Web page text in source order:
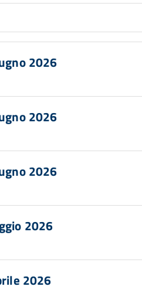
2026
2026
2026
2026
2026